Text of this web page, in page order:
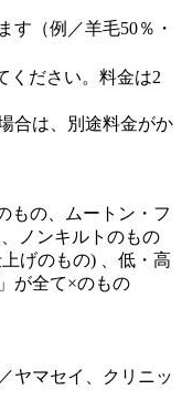
す（例／羊毛50％・
ください。料金は2
合は、別途料金がか
もの、ムートン・フ
ノンキルトのもの
げのもの) 、低・高
が全て×のもの
ヤマセイ、クリニッ